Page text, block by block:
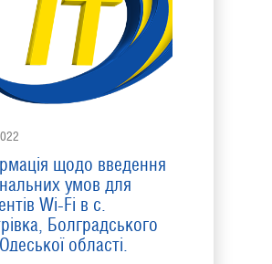
щодо введення
умов для
Wi-Fi в с.
Болградського
області.